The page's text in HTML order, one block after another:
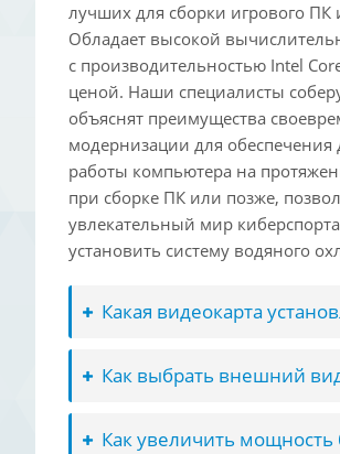
лучших для сборки игрового
Обладает высокой
с производительностью Intel
ценой. Наши специалисты
объяснят преимущества
модернизации для
работы компьютера на
при сборке ПК или позже,
увлекательный мир
установить систему водяного
Какая видеокарта
Как выбрать внешний
Как увеличить мощность